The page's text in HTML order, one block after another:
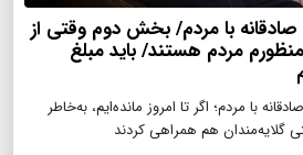
با مردم/ بخش دوم وقتی از
مردم هستند/ باید مبلغ
با مردم؛ اگر تا امروز مانده‌ایم، به‌خاطر
هم همراهی کردند